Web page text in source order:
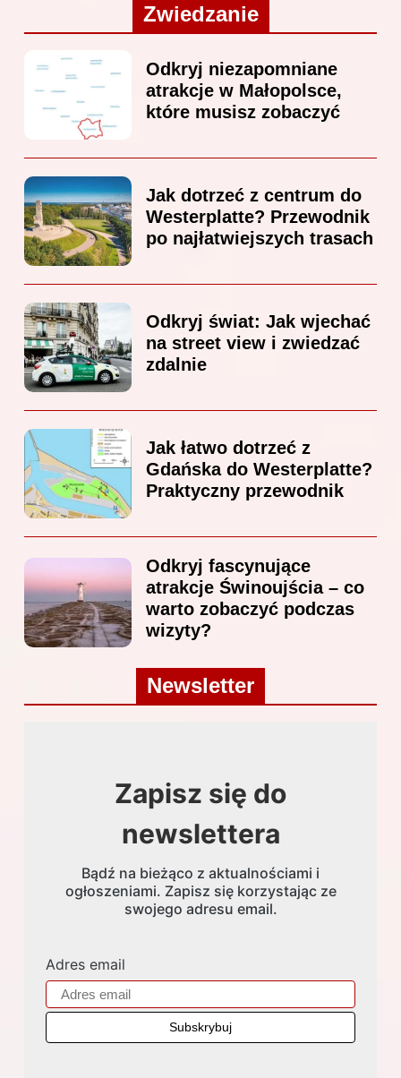
Zwiedzanie
Odkryj niezapomniane
atrakcje w Małopolsce,
które musisz zobaczyć
Jak dotrzeć z centrum do
Westerplatte? Przewodnik
po najłatwiejszych trasach
Odkryj świat: Jak wjechać
na street view i zwiedzać
zdalnie
Jak łatwo dotrzeć z
Gdańska do Westerplatte?
Praktyczny przewodnik
Odkryj fascynujące
atrakcje Świnoujścia – co
warto zobaczyć podczas
wizyty?
Newsletter
Zapisz się do
newslettera
Bądź na bieżąco z aktualnościami i
ogłoszeniami. Zapisz się korzystając ze
swojego adresu email.
Adres email